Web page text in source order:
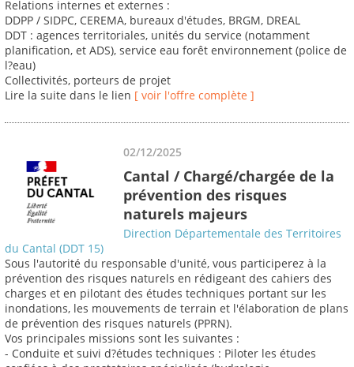
Relations internes et externes :
DDPP / SIDPC, CEREMA, bureaux d'études, BRGM, DREAL
DDT : agences territoriales, unités du service (notamment
planification, et ADS), service eau forêt environnement (police de
l?eau)
Collectivités, porteurs de projet
Lire la suite dans le lien [ voir l'offre complète ]
02/12/2025
Cantal / Chargé/chargée de la
prévention des risques
naturels majeurs
Direction Départementale des Territoires
du Cantal (DDT 15)
Sous l'autorité du responsable d'unité, vous participerez à la
prévention des risques naturels en rédigeant des cahiers des
charges et en pilotant des études techniques portant sur les
inondations, les mouvements de terrain et l'élaboration de plans
de prévention des risques naturels (PPRN).
Vos principales missions sont les suivantes :
- Conduite et suivi d?études techniques : Piloter les études